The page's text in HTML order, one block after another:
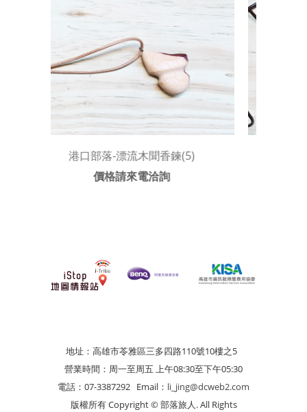
港口部落-漂流木聞香鍊(5)
價格請來電洽詢
地址：高雄市苓雅區三多四路110號10樓之5
營業時間：周一至周五 上午08:30至下午05:30
電話：07-3387292 Email： li_jing@dcweb2.com
版權所有 Copyright © 部落旅人. All Rights